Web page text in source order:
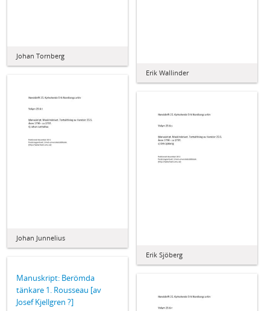
Johan Tornberg
Erik Wallinder
Johan Junnelius
Erik Sjöberg
Manuskript: Berömda
tänkare 1. Rousseau [av
Josef Kjellgren ?]